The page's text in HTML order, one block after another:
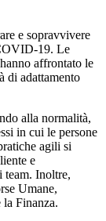
e sopravvivere
19. Le
affrontato le
di adattamento
alla normalità,
in cui le persone
agili si
e
team. Inoltre,
Umane,
Finanza.